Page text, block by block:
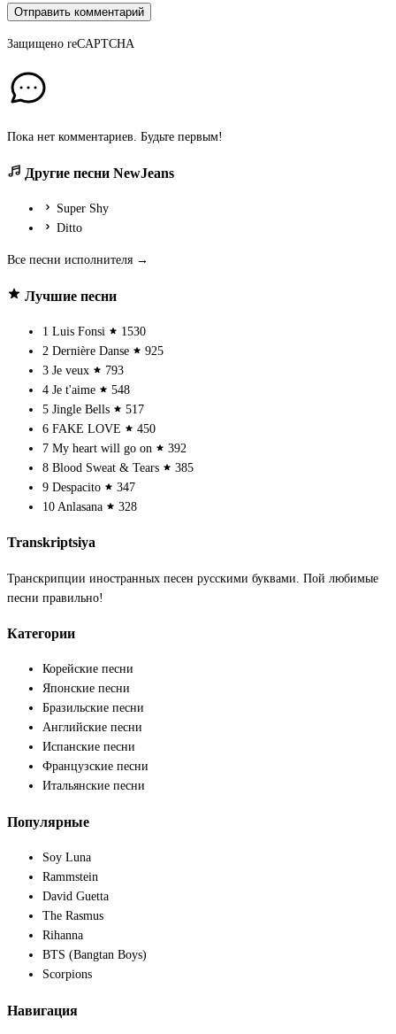
Отправить комментарий
Защищено reCAPTCHA
Пока нет комментариев. Будьте первым!
Другие песни NewJeans
Super Shy
Ditto
Все песни исполнителя →
Лучшие песни
1 Luis Fonsi
1530
2 Dernière Danse
925
3 Je veux
793
4 Je t'aime
548
5 Jingle Bells
517
6 FAKE LOVE
450
7 My heart will go on
392
8 Blood Sweat & Tears
385
9 Despacito
347
10 Anlasana 328
Transkriptsiya
Транскрипции иностранных песен русскими буквами. Пой любимые
песни правильно!
Категории
Корейские песни
Японские песни
Бразильские песни
Английские песни
Испанские песни
Французские песни
Итальянские песни
Популярные
Soy Luna
Rammstein
David Guetta
The Rasmus
Rihanna
BTS (Bangtan Boys)
Scorpions
Навигация